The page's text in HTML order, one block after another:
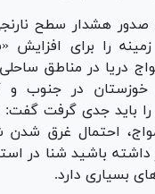
صدور هشدار سطح
را برای
دریا در مناطق
در جنوب و
باید جدی گرفت گفت:
احتمال غرق شدن
داشته باشید شنا در
بسیاری دارد.